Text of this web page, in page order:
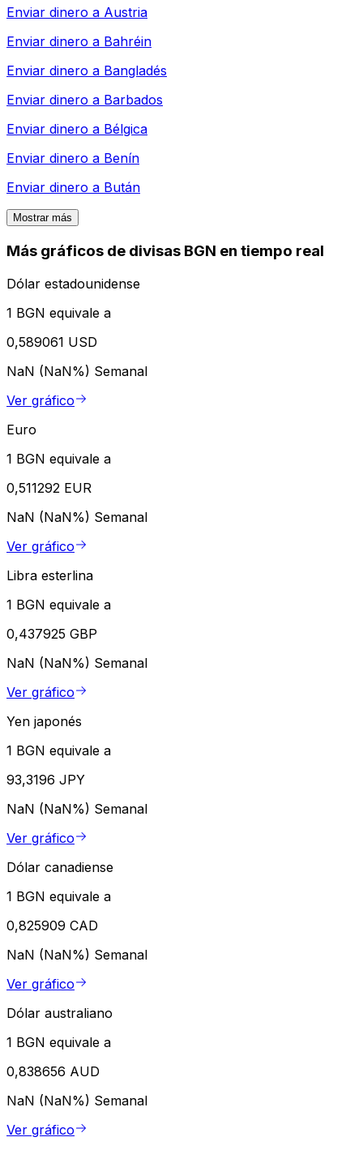
Enviar dinero a Austria
Enviar dinero a Bahréin
Enviar dinero a Bangladés
Enviar dinero a Barbados
Enviar dinero a Bélgica
Enviar dinero a Benín
Enviar dinero a Bután
Mostrar más
Más gráficos de divisas BGN en tiempo real
Dólar estadounidense
1 BGN equivale a
0,589061 USD
NaN (NaN%) Semanal
Ver gráfico
Euro
1 BGN equivale a
0,511292 EUR
NaN (NaN%) Semanal
Ver gráfico
Libra esterlina
1 BGN equivale a
0,437925 GBP
NaN (NaN%) Semanal
Ver gráfico
Yen japonés
1 BGN equivale a
93,3196 JPY
NaN (NaN%) Semanal
Ver gráfico
Dólar canadiense
1 BGN equivale a
0,825909 CAD
NaN (NaN%) Semanal
Ver gráfico
Dólar australiano
1 BGN equivale a
0,838656 AUD
NaN (NaN%) Semanal
Ver gráfico